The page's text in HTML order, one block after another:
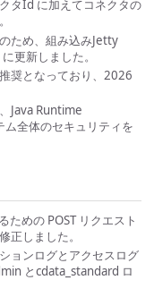
タId に加えてコネクタの
ため、組み込みJetty
更新しました。
奨となっており、2026
Java Runtime
全体のセキュリティを
ための POST リクエスト
正しました。
ョンログとアクセスログ
とcdata_standard ロ